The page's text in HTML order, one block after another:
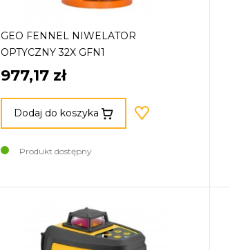
GEO FENNEL NIWELATOR
OPTYCZNY 32X GFN1
977,17 zł
Dodaj do koszyka
Produkt dostępny